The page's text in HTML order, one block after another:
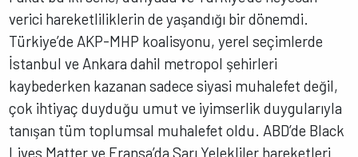
verici hareketliliklerin de yaşandığı bir dönemdi.
Türkiye’de AKP-MHP koalisyonu, yerel seçimlerde
İstanbul ve Ankara dahil metropol şehirleri
kaybederken kazanan sadece siyasi muhalefet değil,
çok ihtiyaç duyduğu umut ve iyimserlik duygularıyla
tanışan tüm toplumsal muhalefet oldu. ABD’de Black
Lives Matter ve Fransa’da Sarı Yelekliler hareketleri